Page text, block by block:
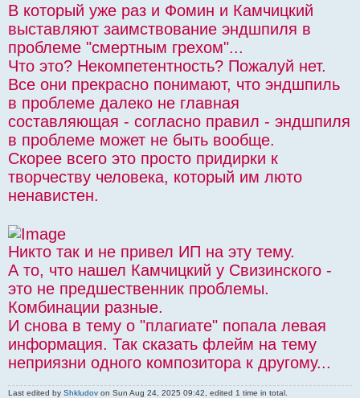
В который уже раз и Фомин и Камчицкий
выставляют заимствование эндшпиля в
проблеме "смертным грехом"...
Что это? Некомпетентность? Пожалуй нет.
Все они прекрасно понимают, что эндшпиль
в проблеме далеко не главная
составляющая - согласно правил - эндшпиля
в проблеме может не быть вообще.
Скорее всего это просто придирки к
творчеству человека, который им люто
ненавистен.
Никто так и не привел ИП на эту тему.
А то, что нашел Камчицкий у Свизинского -
это не предшественник проблемы.
Комбинации разные.
И снова в тему о "плагиате" попала левая
информация. Так сказать флейм на тему
неприязни одного композитора к другому...
Last edited by Shkludov on Sun Aug 24, 2025 09:42, edited 1 time in total.